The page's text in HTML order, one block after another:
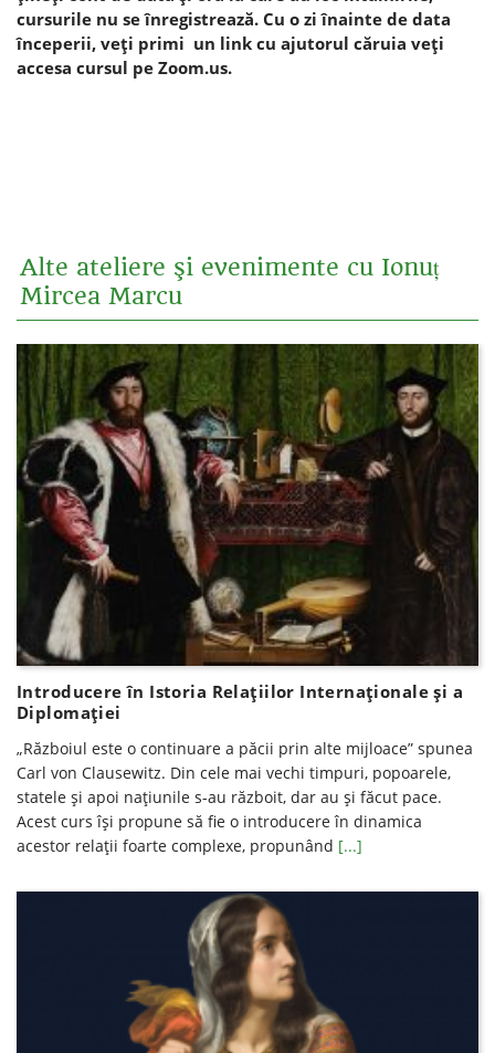
cursurile nu se înregistrează. Cu o zi înainte de data
începerii, veţi primi un link cu ajutorul căruia veţi
accesa cursul pe Zoom.us.
Alte ateliere şi evenimente cu Ionuț
Mircea Marcu
Introducere în Istoria Relațiilor Internaționale și a
Diplomației
„Războiul este o continuare a păcii prin alte mijloace” spunea
Carl von Clausewitz. Din cele mai vechi timpuri, popoarele,
statele și apoi națiunile s-au războit, dar au și făcut pace.
Acest curs își propune să fie o introducere în dinamica
acestor relații foarte complexe, propunând [...]